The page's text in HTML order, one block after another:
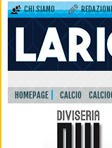
CHI SIAMO
HOMEPAGE CALCIO